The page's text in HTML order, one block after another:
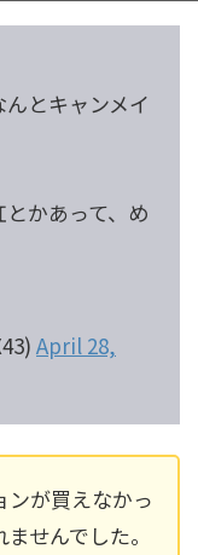
とキャンメイ
かあって、め
April 28,
ンが買えなかっ
せんでした。